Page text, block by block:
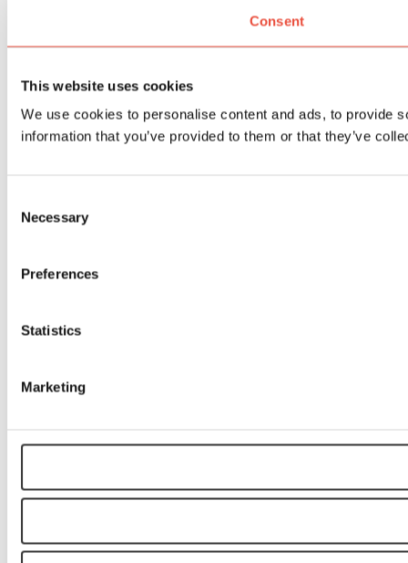
Consent
This website uses cookies
We use cookies to personalise content and ads, to provide
information that you’ve provided to them or that they’ve
Selection
Necessary
Preferences
Statistics
Marketing